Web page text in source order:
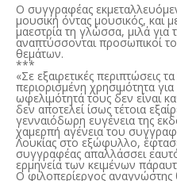
Ο συγγραφέας
μουσική όντας μουσικός, και
μαεστρία τη γλώσσα, μιλά
αναπτύσσονται προσωπικοί
θεμάτων.
***
«Σε εξαιρετικές περιπτώσεις
περιορισμένη χρησιμότητα
ωφελιμότητά τους δεν είναι
δεν αποτελεί ίσως τέτοια
γενναιόδωρη ευγένεια της
χαμερπή αγένεια του
Λουκίας στο εξώφυλλο,
συγγραφέας απαλλάσσει
ερμηνεία των κειμένων
Ο φιλοπερίεργος αναγνώστης